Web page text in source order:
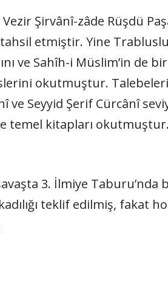
Şirvânî-zâde Rüşdü
etmiştir. Yine Trabluslu
ve Sahîh-i Müslim’in de
okutmuştur.
ve Seyyid Şerif Cürcânî
kitapları okutmuştur.
3. İlmiye
teklif edilmiş, fakat